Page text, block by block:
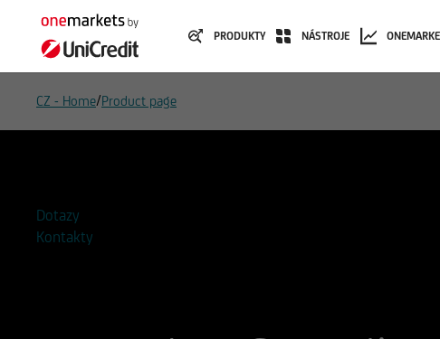
PRODUKTY NÁSTROJE
CZ - Home/Product page
Dotazy
Kontakty